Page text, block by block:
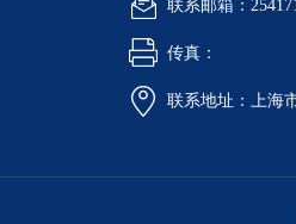
联系邮箱：
传真：
联系地址：上海